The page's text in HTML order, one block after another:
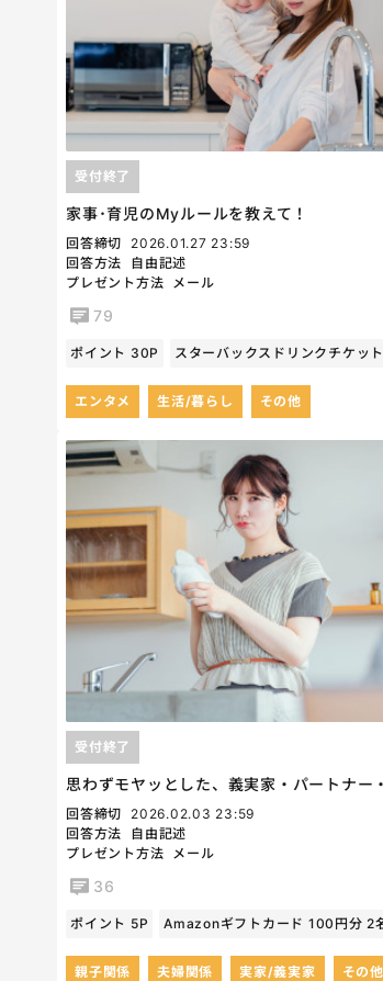
家事･育児のMyルールを教えて！
受付終了
回答締切
2026.01.27 23:59
回答方法
自由記述
プレゼント方法 メール
79
ポイント 30P スターバックスドリンクチケ
エンタメ 生活/暮らし その他
思わずモヤッとした、義実家・パートナー
受付終了
回答締切
2026.02.03 23:59
回答方法
自由記述
プレゼント方法 メール
36
ポイント 5P Amazonギフトカード 100円分 2
親子関係 夫婦関係 実家/義実家 その他